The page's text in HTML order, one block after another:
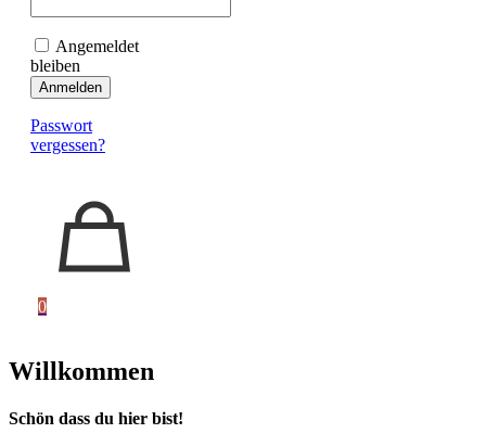
Angemeldet
bleiben
Anmelden
Passwort
vergessen?
0
Willkommen
Schön dass du hier bist!